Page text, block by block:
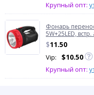
Крупный опт:
Фонарь
5W+25LED,
$11.50
Vip: $10.50
Крупный опт: